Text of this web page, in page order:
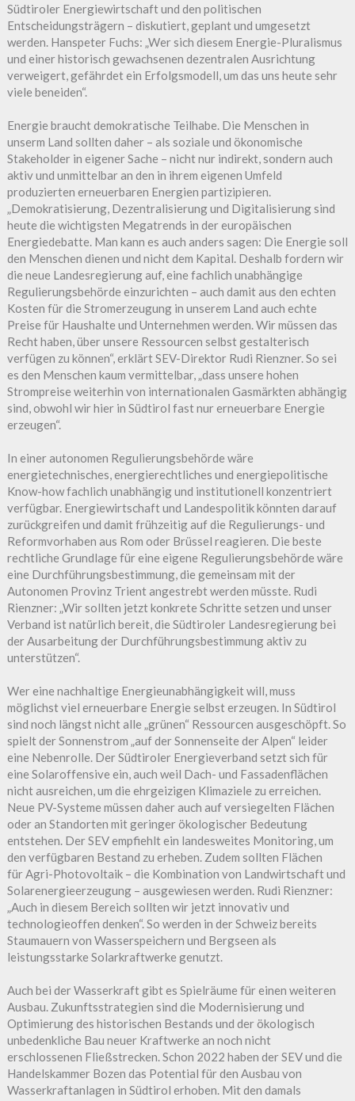
Südtiroler Energiewirtschaft und den politischen
Entscheidungsträgern – diskutiert, geplant und umgesetzt
werden. Hanspeter Fuchs: „Wer sich diesem Energie-Pluralismus
und einer historisch gewachsenen dezentralen Ausrichtung
verweigert, gefährdet ein Erfolgsmodell, um das uns heute sehr
viele beneiden“.
Energie braucht demokratische Teilhabe. Die Menschen in
unserm Land sollten daher – als soziale und ökonomische
Stakeholder in eigener Sache – nicht nur indirekt, sondern auch
aktiv und unmittelbar an den in ihrem eigenen Umfeld
produzierten erneuerbaren Energien partizipieren.
„Demokratisierung, Dezentralisierung und Digitalisierung sind
heute die wichtigsten Megatrends in der europäischen
Energiedebatte. Man kann es auch anders sagen: Die Energie soll
den Menschen dienen und nicht dem Kapital. Deshalb fordern wir
die neue Landesregierung auf, eine fachlich unabhängige
Regulierungsbehörde einzurichten – auch damit aus den echten
Kosten für die Stromerzeugung in unserem Land auch echte
Preise für Haushalte und Unternehmen werden. Wir müssen das
Recht haben, über unsere Ressourcen selbst gestalterisch
verfügen zu können“, erklärt SEV-Direktor Rudi Rienzner. So sei
es den Menschen kaum vermittelbar, „dass unsere hohen
Strompreise weiterhin von internationalen Gasmärkten abhängig
sind, obwohl wir hier in Südtirol fast nur erneuerbare Energie
erzeugen“.
In einer autonomen Regulierungsbehörde wäre
energietechnisches, energierechtliches und energiepolitische
Know-how fachlich unabhängig und institutionell konzentriert
verfügbar. Energiewirtschaft und Landespolitik könnten darauf
zurückgreifen und damit frühzeitig auf die Regulierungs- und
Reformvorhaben aus Rom oder Brüssel reagieren. Die beste
rechtliche Grundlage für eine eigene Regulierungsbehörde wäre
eine Durchführungsbestimmung, die gemeinsam mit der
Autonomen Provinz Trient angestrebt werden müsste. Rudi
Rienzner: „Wir sollten jetzt konkrete Schritte setzen und unser
Verband ist natürlich bereit, die Südtiroler Landesregierung bei
der Ausarbeitung der Durchführungsbestimmung aktiv zu
unterstützen“.
Wer eine nachhaltige Energieunabhängigkeit will, muss
möglichst viel erneuerbare Energie selbst erzeugen. In Südtirol
sind noch längst nicht alle „grünen“ Ressourcen ausgeschöpft. So
spielt der Sonnenstrom „auf der Sonnenseite der Alpen“ leider
eine Nebenrolle. Der Südtiroler Energieverband setzt sich für
eine Solaroffensive ein, auch weil Dach- und Fassadenflächen
nicht ausreichen, um die ehrgeizigen Klimaziele zu erreichen.
Neue PV-Systeme müssen daher auch auf versiegelten Flächen
oder an Standorten mit geringer ökologischer Bedeutung
entstehen. Der SEV empfiehlt ein landesweites Monitoring, um
den verfügbaren Bestand zu erheben. Zudem sollten Flächen
für Agri-Photovoltaik – die Kombination von Landwirtschaft und
Solarenergieerzeugung – ausgewiesen werden. Rudi Rienzner:
„Auch in diesem Bereich sollten wir jetzt innovativ und
technologieoffen denken“. So werden in der Schweiz bereits
Staumauern von Wasserspeichern und Bergseen als
leistungsstarke Solarkraftwerke genutzt.
Auch bei der Wasserkraft gibt es Spielräume für einen weiteren
Ausbau. Zukunftsstrategien sind die Modernisierung und
Optimierung des historischen Bestands und der ökologisch
unbedenkliche Bau neuer Kraftwerke an noch nicht
erschlossenen Fließstrecken. Schon 2022 haben der SEV und die
Handelskammer Bozen das Potential für den Ausbau von
Wasserkraftanlagen in Südtirol erhoben. Mit den damals